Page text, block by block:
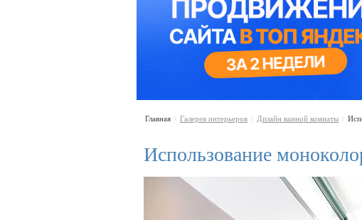
Главная \ Галерея интерьеров \ Дизайн ванной комнаты \
Использование